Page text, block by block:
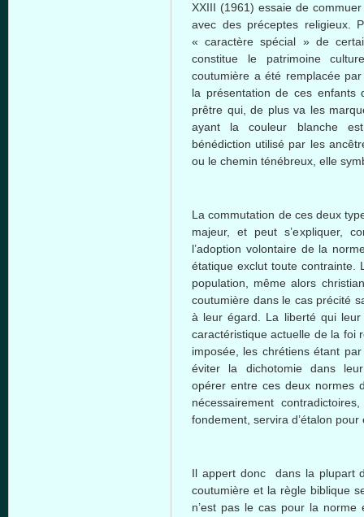
XXIII (1961) essaie de
avec des préceptes religieux.
« caractère spécial » de
constitue le patrimoine
coutumière a été remplacée
la présentation de ces enfants
prêtre qui, de plus va les
ayant la couleur blanche
bénédiction utilisé par les
ou le chemin ténébreux, elle
La commutation de ces deux
majeur, et peut s’expliquer,
l’adoption volontaire de la
étatique exclut toute contrainte.
population, même alors
coutumière dans le cas précité
à leur égard. La liberté qui
caractéristique actuelle de la foi
imposée, les chrétiens étant
éviter la dichotomie dans
opérer entre ces deux normes
nécessairement
fondement, servira d’étalon
Il appert donc dans la plupart
coutumière et la règle biblique
n’est pas le cas pour la norme